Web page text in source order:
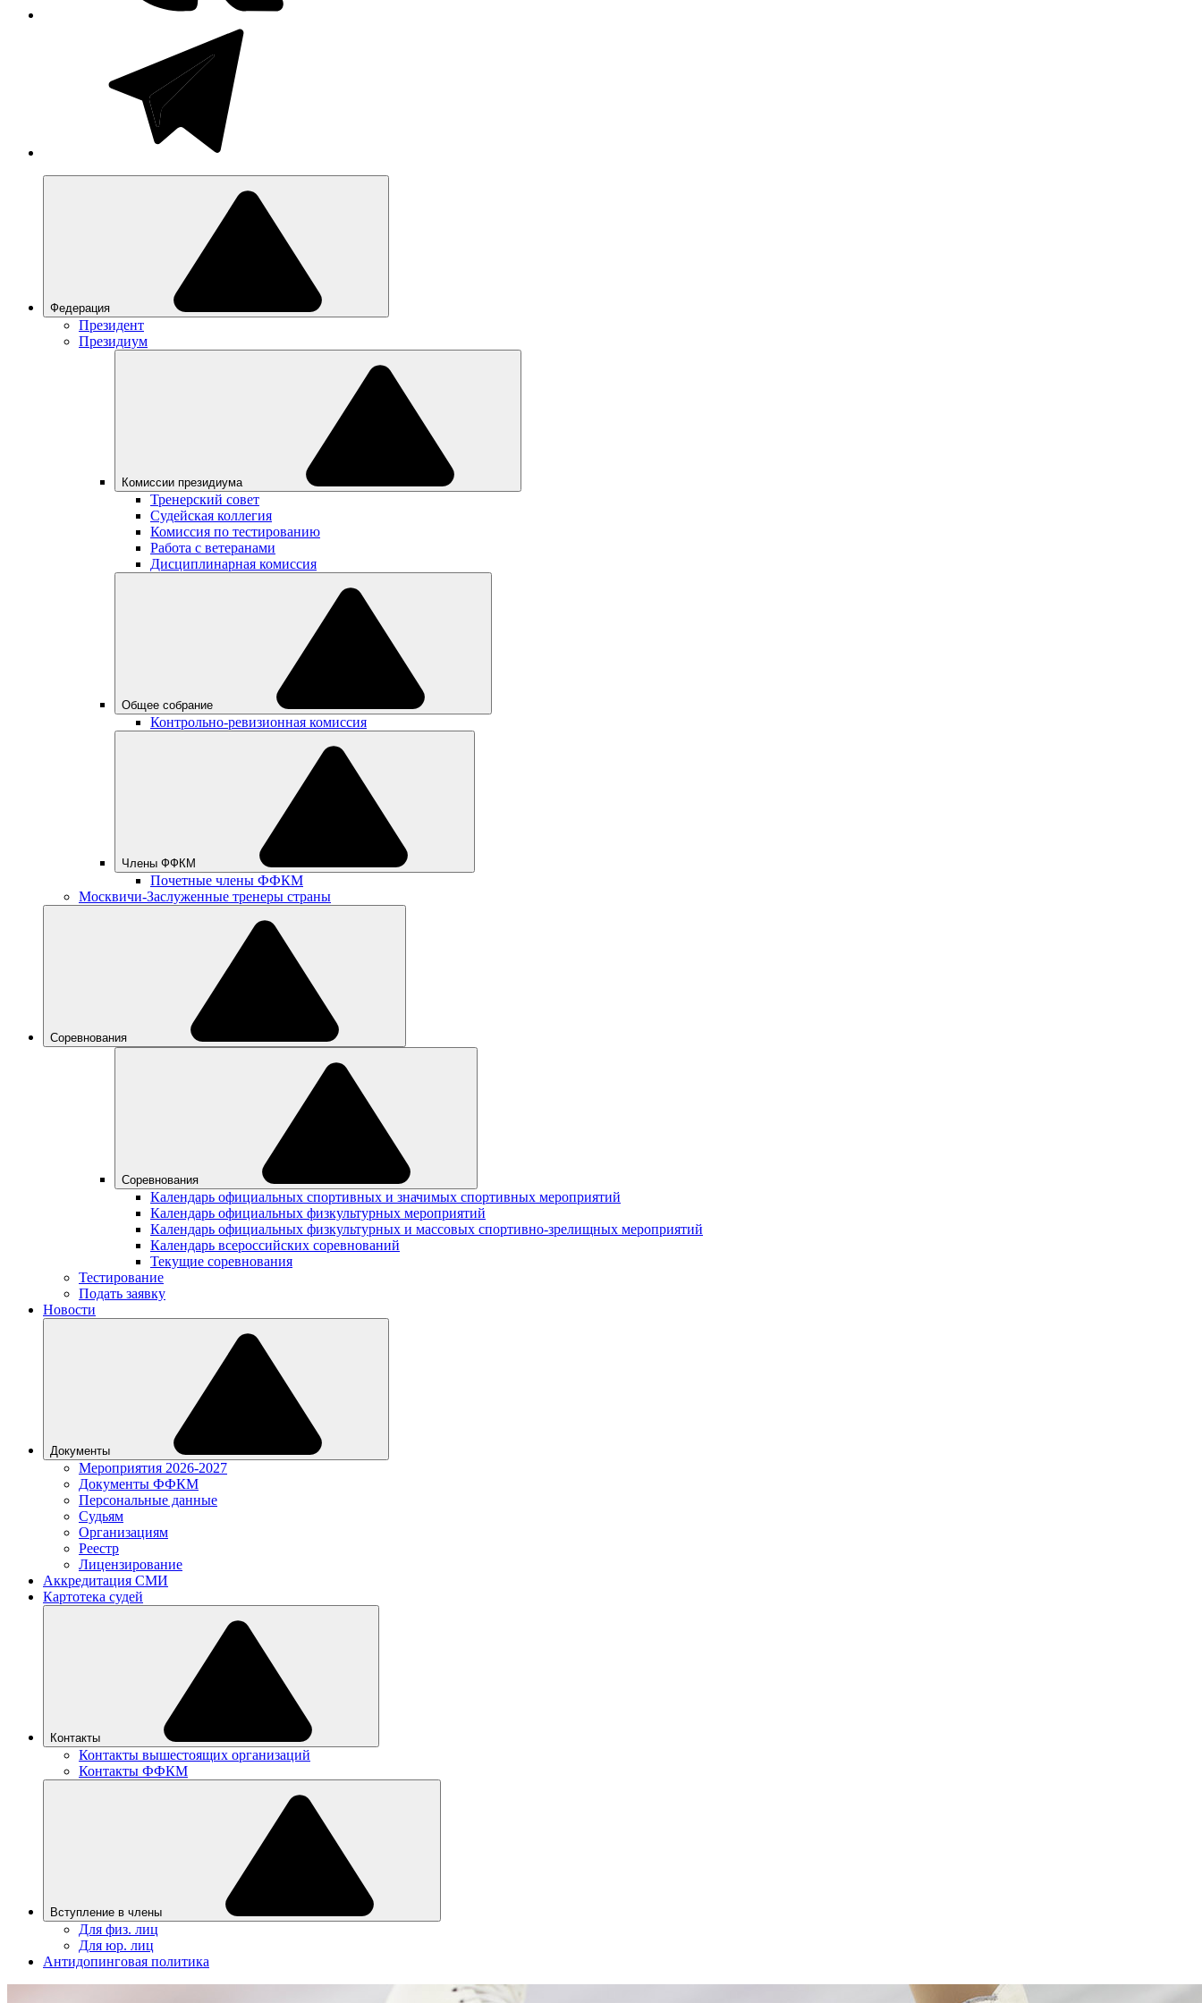
Федерация
Президент
Президиум
Комиссии президиума
Тренерский совет
Судейская коллегия
Комиссия по тестированию
Работа с ветеранами
Дисциплинарная комиссия
Общее собрание
Контрольно-ревизионная комиссия
Члены ФФКМ
Почетные члены ФФКМ
Москвичи-Заслуженные тренеры страны
Соревнования
Соревнования
Календарь официальных спортивных и значимых спортивных мероприятий
Календарь официальных физкультурных мероприятий
Календарь официальных физкультурных и массовых спортивно-зрелищных мероприятий
Календарь всероссийских соревнований
Текущие соревнования
Тестирование
Подать заявку
Новости
Документы
Мероприятия 2026-2027
Документы ФФКМ
Персональные данные
Судьям
Организациям
Реестр
Лицензирование
Аккредитация СМИ
Картотека судей
Контакты
Контакты вышестоящих организаций
Контакты ФФКМ
Вступление в члены
Для физ. лиц
Для юр. лиц
Антидопинговая политика